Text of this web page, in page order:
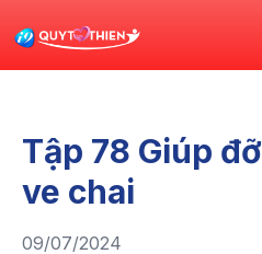
Tập 78 Giúp
ve chai
09/07/2024